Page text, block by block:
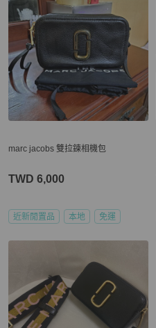
marc jacobs 雙拉鍊相機包
TWD 6,000
近新閒置品 本地 免運